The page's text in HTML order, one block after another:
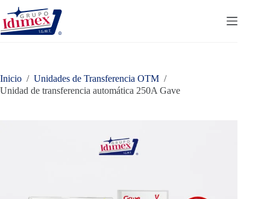
Saltar
contenido
Inicio / Unidades de Transferencia OTM /
Unidad de transferencia automática 250A Gave